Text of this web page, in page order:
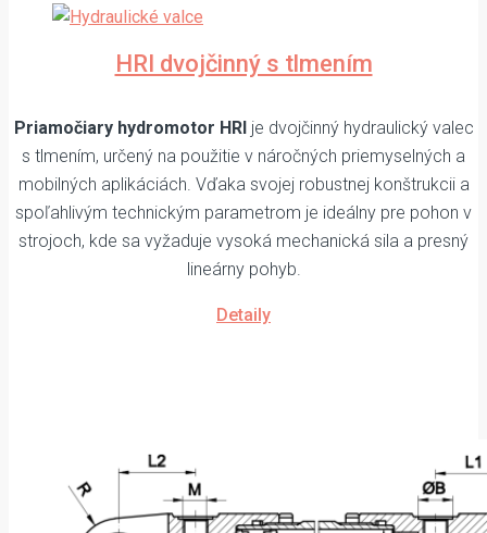
HRI dvojčinný s tlmením
Priamočiary hydromotor HRIje dvojčinný hydraulický valec
s tlmením, určený na použitie v náročných priemyselných a
mobilných aplikáciách. Vďaka svojej robustnej konštrukcii a
spoľahlivým technickým parametrom je ideálny pre pohon v
strojoch, kde sa vyžaduje vysoká mechanická sila a presný
lineárny pohyb.
Detaily